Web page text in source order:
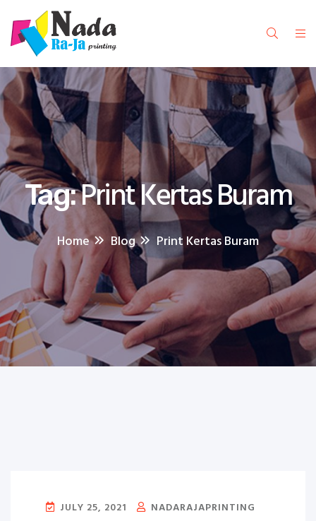
Tag:Print Kertas Buram
Home Blog Print Kertas Buram
JULY 25, 2021
NADARAJAPRINTING